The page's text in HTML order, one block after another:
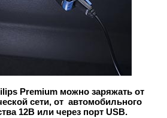
Premium можно заряжать от
сети, от автомобильного
12В или через порт USB.